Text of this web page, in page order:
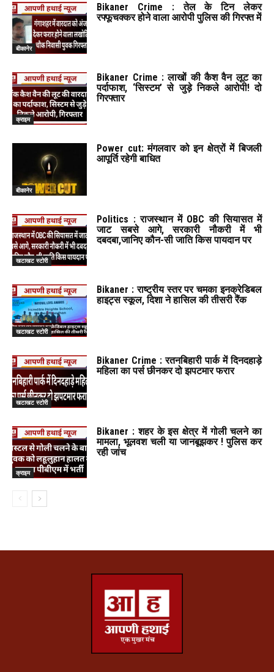
बीकानेर
Bikaner Crime : तेल के टिन लेकर
रफ्फूचक्कर होने वाला आरोपी पुलिस की गिरफ्त में
क्राइम
Bikaner Crime : लाखों की कैश वैन लूट का
पर्दाफाश, ‘सिस्टम’ से जुड़े निकले आरोपी! दो
गिरफ्तार
बीकानेर
Power cut: मंगलवार को इन क्षेत्रों में बिजली
आपूर्ति रहेगी बाधित
खटाखट स्टोरी
Politics : राजस्थान में OBC की सियासत में
जाट सबसे आगे, सरकारी नौकरी में भी
दबदबा,जानिए कौन-सी जाति किस पायदान पर
खटाखट स्टोरी
Bikaner : राष्ट्रीय स्तर पर चमका इनक्रेडिबल
हाइट्स स्कूल, दिशा ने हासिल की तीसरी रैंक
खटाखट स्टोरी
Bikaner Crime : रतनबिहारी पार्क में दिनदहाड़े
महिला का पर्स छीनकर दो झपटमार फरार
क्राइम
Bikaner : शहर के इस क्षेत्र में गोली चलने का
मामला, भूलवश चली या जानबूझकर ! पुलिस कर
रही जांच